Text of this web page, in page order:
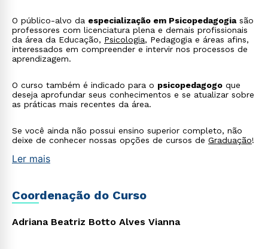
O público-alvo da especialização em Psicopedagogiasão
professores com licenciatura plena e demais profissionais
da área da Educação, Psicologia, Pedagogia e áreas afins,
interessados em compreender e intervir nos processos de
aprendizagem.
O curso também é indicado para o psicopedagogo que
deseja aprofundar seus conhecimentos e se atualizar sobre
as práticas mais recentes da área.
Se você ainda não possui ensino superior completo, não
deixe de conhecer nossas opções de cursos de Graduação!
Ler mais
Coordenação do Curso
Adriana Beatriz Botto Alves Vianna